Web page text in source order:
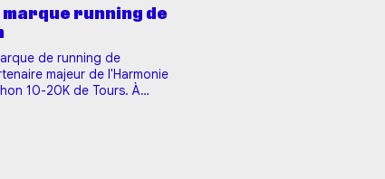
marque running de
de running de
majeur de l'Harmonie
10-20K de Tours. À